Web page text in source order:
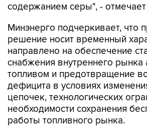
Минэнерго подчеркивает, что
направлено на обеспечение
снабжения внутреннего рынка
топливом и предотвращение
дефицита в условиях
цепочек, технологических
необходимости сохранения
работы топливного рынка.
"При этом речь не идет о